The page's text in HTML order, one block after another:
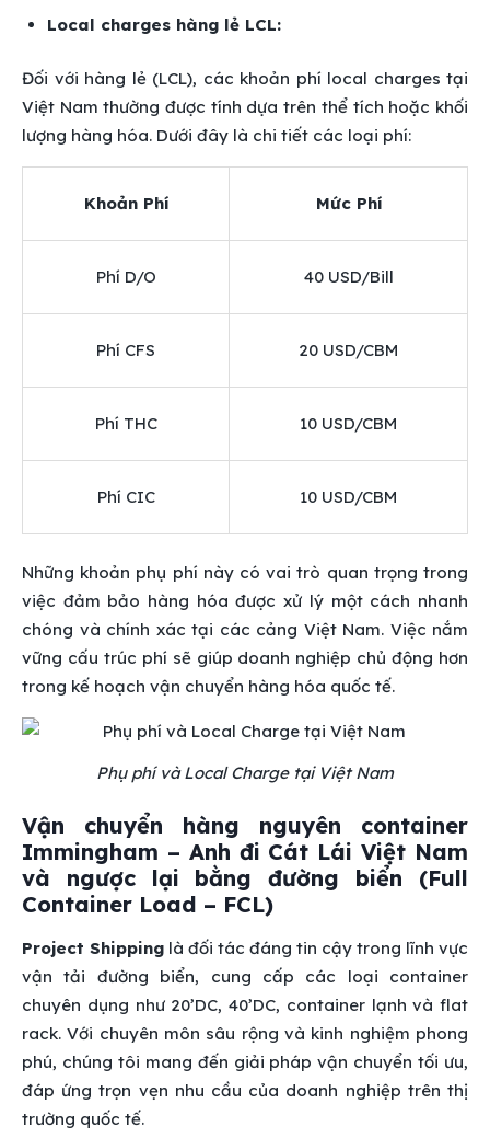
Local charges hàng lẻ LCL:
Đối với hàng lẻ (LCL), các khoản phí local charges tại
Việt Nam thường được tính dựa trên thể tích hoặc khối
lượng hàng hóa. Dưới đây là chi tiết các loại phí:
Khoản Phí Mức Phí
Phí D/O 40 USD/Bill
Phí CFS 20 USD/CBM
Phí THC 10 USD/CBM
Phí CIC 10 USD/CBM
Những khoản phụ phí này có vai trò quan trọng trong
việc đảm bảo hàng hóa được xử lý một cách nhanh
chóng và chính xác tại các cảng Việt Nam. Việc nắm
vững cấu trúc phí sẽ giúp doanh nghiệp chủ động hơn
trong kế hoạch vận chuyển hàng hóa quốc tế.
Phụ phí và Local Charge tại Việt Nam
Vận chuyển hàng nguyên container
Immingham – Anh đi Cát Lái Việt Nam
và ngược lại bằng đường biển (Full
Container Load – FCL)
Project Shipping là đối tác đáng tin cậy trong lĩnh vực
vận tải đường biển, cung cấp các loại container
chuyên dụng như 20’DC, 40’DC, container lạnh và flat
rack. Với chuyên môn sâu rộng và kinh nghiệm phong
phú, chúng tôi mang đến giải pháp vận chuyển tối ưu,
đáp ứng trọn vẹn nhu cầu của doanh nghiệp trên thị
trường quốc tế.